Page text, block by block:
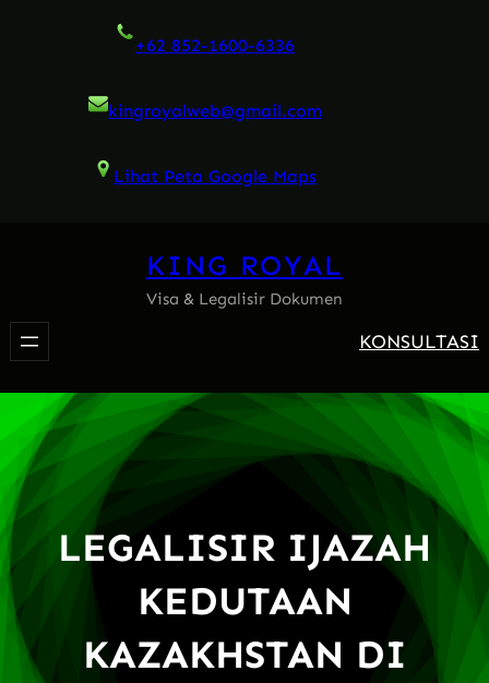
+62 852-1600-6336
kingroyalweb@gmail.com
Lihat Peta Google Maps
KING ROYAL
Visa & Legalisir Dokumen
KONSULTASI
LEGALISIR IJAZAH
KEDUTAAN
KAZAKHSTAN DI